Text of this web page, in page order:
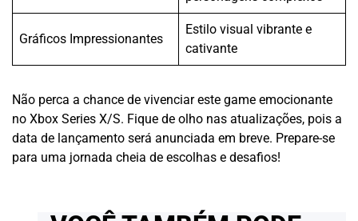
Gráficos Impressionantes
Estilo visual vibrante e
cativante
Não perca a chance de vivenciar este game emocionante
no Xbox Series X/S. Fique de olho nas atualizações, pois a
data de lançamento será anunciada em breve. Prepare-se
para uma jornada cheia de escolhas e desafios!